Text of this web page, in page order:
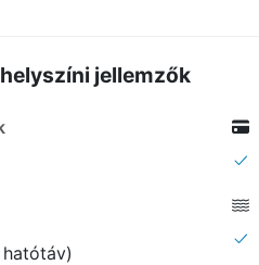
jellemzők